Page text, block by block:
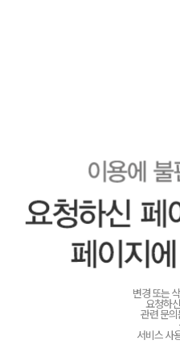
변경 또는
요청하
관련 문
서비스 사